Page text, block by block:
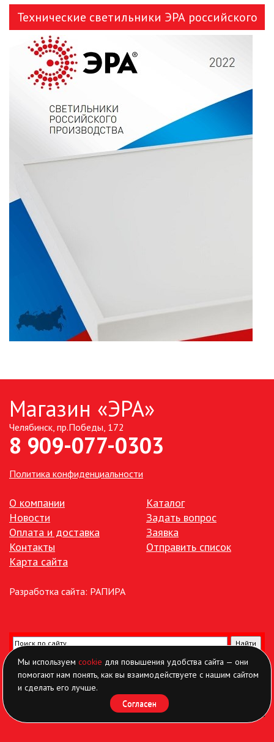
Технические светильники ЭРА российского
Магазин «ЭРА»
Челябинск, пр.Победы, 172
8 909-077-0303
Политика конфиденциальности
О компании
Новости
Оплата и доставка
Контакты
Карта сайта
Каталог
Задать вопрос
Заявка
Отправить список
Разработка сайта: РАПИРА
Мы используемcookie для повышения удобства сайта — они
помогают нам понять, как вы взаимодействуете с нашим сайтом
и сделать его лучше.
Согласен